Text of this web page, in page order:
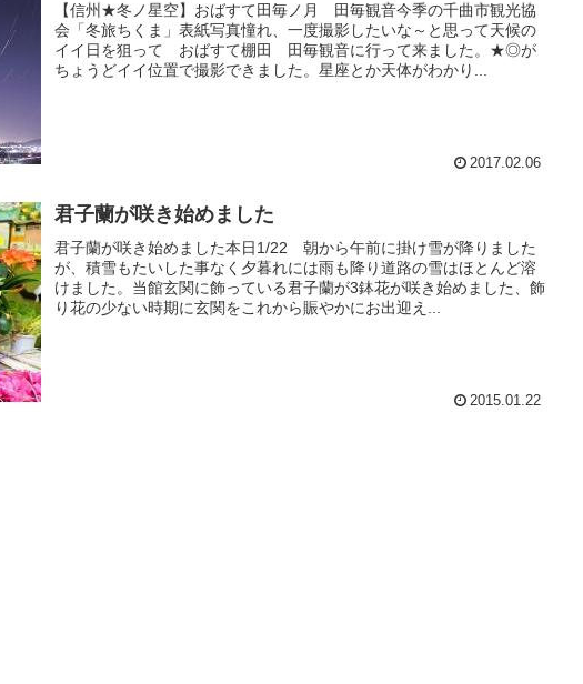
【信州★冬ノ星空】おばすて田毎ノ月 田毎観音今季の千曲市観光協
会「冬旅ちくま」表紙写真憧れ、一度撮影したいな～と思って天候の
イイ日を狙って おばすて棚田 田毎観音に行って来ました。★◎が
ちょうどイイ位置で撮影できました。星座とか天体がわかり...
2017.02.06
君子蘭が咲き始めました
君子蘭が咲き始めました本日1/22 朝から午前に掛け雪が降りました
が、積雪もたいした事なく夕暮れには雨も降り道路の雪はほとんど溶
けました。当館玄関に飾っている君子蘭が3鉢花が咲き始めました、飾
り花の少ない時期に玄関をこれから賑やかにお出迎え...
2015.01.22